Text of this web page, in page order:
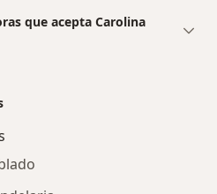
que acepta Carolina